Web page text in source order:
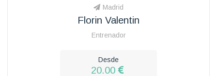
Madrid
Florin Valentin
Entrenador
Desde
20.00